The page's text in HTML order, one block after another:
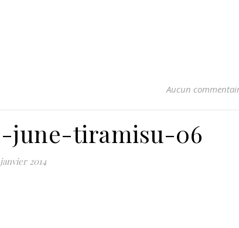
Aucun
june-tiramisu-06
2014